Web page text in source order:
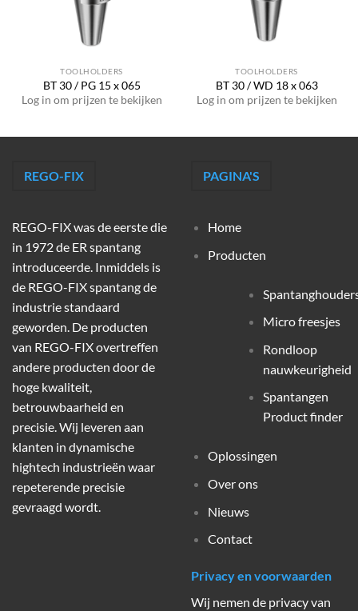
TOOLHOLDERS
BT 30 / PG 15 x 065
Log in om prijzen te bekijken
TOOLHOLDERS
BT 30 / WD 18 x 063
Log in om prijzen te bekijken
REGO-FIX
REGO-FIX was de eerste die
in 1972 de ER spantang
introduceerde. Inmiddels is
de REGO-FIX spantang de
industrie standaard
geworden. De producten
van REGO-FIX overtreffen
andere producten door de
hoge kwaliteit,
betrouwbaarheid en
precisie. Wij leveren aan
klanten in dynamische
hightech industrieën waar
repeterende precisie
gevraagd wordt.
PAGINA'S
Home
Producten
Micro freesjes
Rondloop
nauwkeurigheid
Spantangen
Product finder
Oplossingen
Over ons
Nieuws
Contact
Privacy en voorwaarden
Wij nemen de privacy van